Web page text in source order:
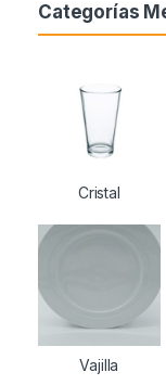
Categorías
Cristal
Vajilla